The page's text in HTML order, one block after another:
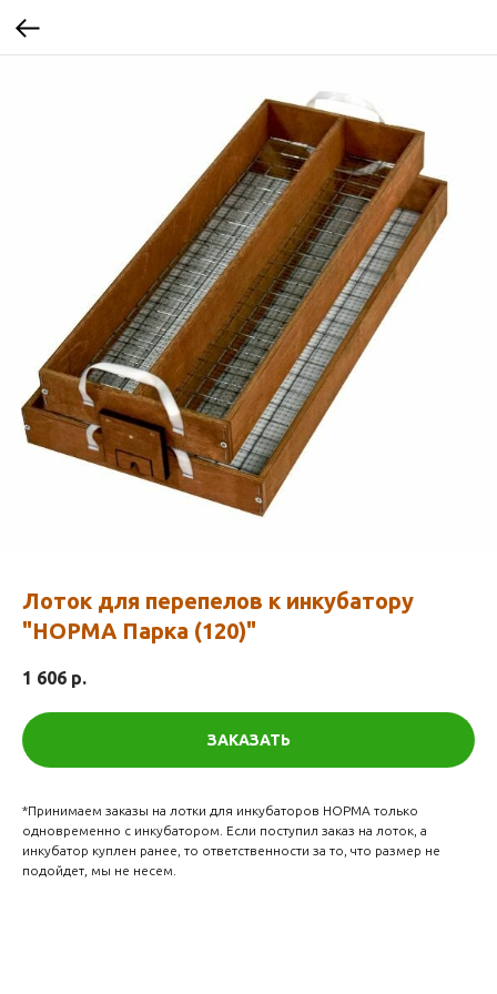
Лоток для перепелов к инкубатору
"НОРМА Парка (120)"
1 606 р.
ЗАКАЗАТЬ
*Принимаем заказы на лотки для инкубаторов НОРМА только
одновременно с инкубатором. Если поступил заказ на лоток, а
инкубатор куплен ранее, то ответственности за то, что размер не
подойдет, мы не несем.